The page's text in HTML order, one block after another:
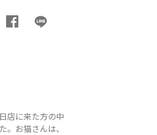
店に来た方の中
お猫さんは、